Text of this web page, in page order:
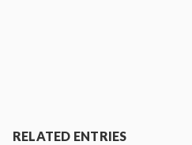
RELATED ENTRIES